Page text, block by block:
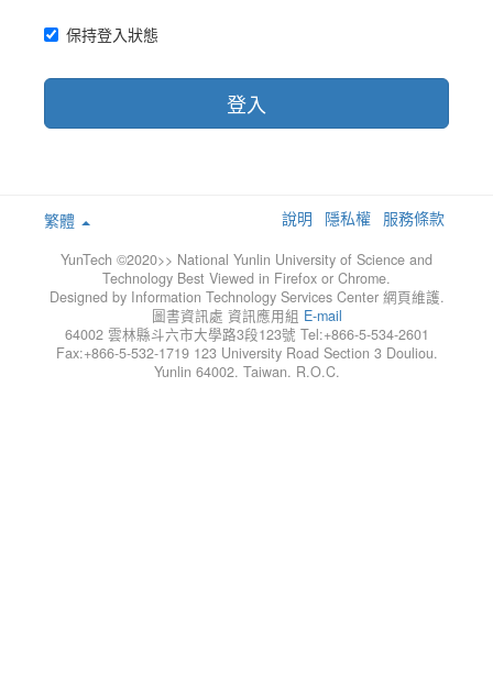
保持登入狀態
登入
繁體 說明 隱私權 服務條款
YunTech ©2020>> National Yunlin University of Science and
Technology Best Viewed in Firefox or Chrome.
Designed by Information Technology Services Center 網頁維護.
圖書資訊處 資訊應用組 E-mail
64002 雲林縣斗六市大學路3段123號 Tel:+866-5-534-2601
Fax:+866-5-532-1719 123 University Road Section 3 Douliou.
Yunlin 64002. Taiwan. R.O.C.